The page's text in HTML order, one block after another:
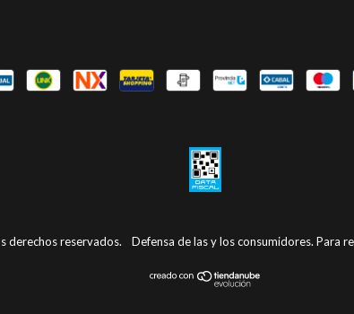
derechos reservados. Defensa de las y los consumidores. Para